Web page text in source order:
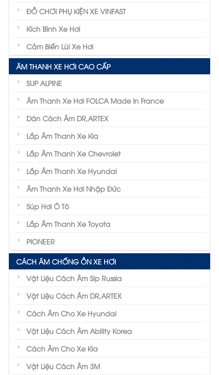
ĐỒ CHƠI PHỤ KIỆN XE VINFAST
Kích Bình Xe Hơi
Cảm Biến Lùi Xe Hơi
ÂM THANH XE HƠI CAO CẤP
SUP ALPINE
Âm Thanh Xe Hơi FOLCA Made In France
Dán Cách Âm DR,ARTEX
Lắp Âm Thanh Xe Kia
Lắp Âm Thanh Xe Chevrolet
Lắp Âm Thanh Xe Hyundai
Âm Thanh Xe Hơi Nhập Đức
Súp Hơi Ô Tô
Lắp Âm Thanh Xe Toyota
PIONEER
CÁCH ÂM CHỐNG ỒN XE HƠI
Vật Liệu Cách Âm Sip Russia
Vật Liệu Cách Âm DR,ARTEX
Cách Âm Cho Xe Hyundai
Vật Liệu Cách Âm Ability Korea
Cách Âm Cho Xe Kia
Vật Liệu Cách Âm 3M